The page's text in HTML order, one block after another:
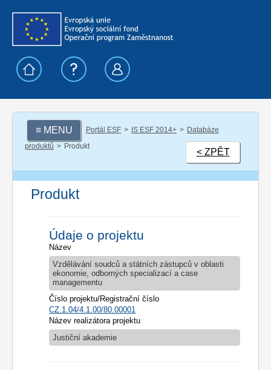
≡ MENU Portál ESF IS ESF 2014+
Databáze
produktů
Produkt
< ZPĚT
Produkt
Údaje o projektu
Název
Vzdělávání soudců a státních zástupců v oblasti
ekonomie, odborných specializací a case
managementu
Číslo projektu/Registrační číslo
CZ.1.04/4.1.00/80.00001
Název realizátora projektu
Justiční akademie